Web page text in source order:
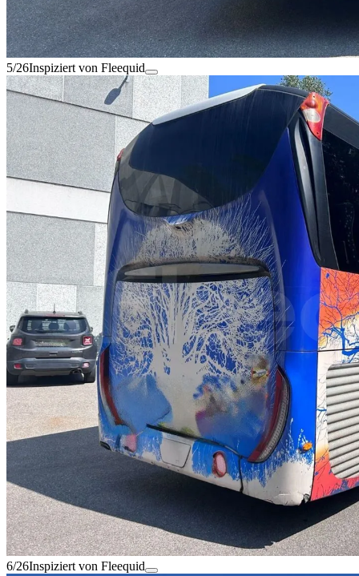
5/26Inspiziert von Fleequid
6/26Inspiziert von Fleequid